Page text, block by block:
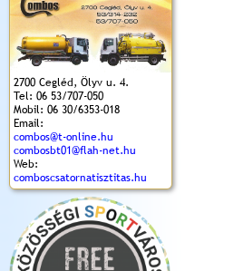
2700 Cegléd, Ölyv u. 4.
Tel: 06 53/707-050
Mobil: 06 30/6353-018
Email:
combos@t-online.hu
combosbt01@flah-net.hu
Web:
comboscsatornatisztitas.hu